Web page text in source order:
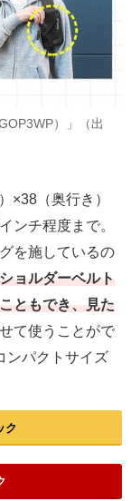
）」（出
×38（奥行き）
ンチ程度まで。
を施しているの
ョルダーベルト
ともでき、見た
て使うことがで
ンパクトサイズ
ク